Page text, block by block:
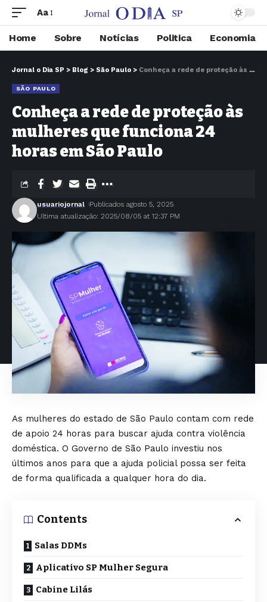
Aa
Home Sobre Notícias Politica Economia
Jornal o Dia SP > Blog > São Paulo > Conheça a rede de proteção às mulheres que funciona 24 horas em São Paulo
SÃO PAULO
Conheça a rede de proteção às
mulheres que funciona 24
horas em São Paulo
Ultima atualização: 2025/08/05 at 12:37 PM
usuariojornal Publicados agosto 5, 2025
As mulheres do estado de São Paulo contam com rede
de apoio 24 horas para buscar ajuda contra violência
doméstica. O Governo de São Paulo investiu nos
últimos anos para que a ajuda policial possa ser feita
de forma qualificada a qualquer hora do dia.
Contents
Salas DDMs
Aplicativo SP Mulher Segura
Cabine Lilás